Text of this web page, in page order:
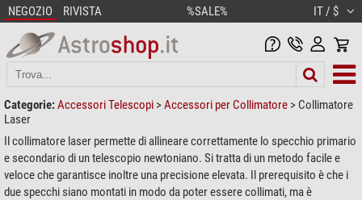
NEGOZIO RIVISTA %SALE% IT / $
Categorie:Accessori Telescopi >Accessori per Collimatore > Collimatore
Laser
Il collimatore laser permette di allineare correttamente lo specchio primario
e secondario di un telescopio newtoniano. Si tratta di un metodo facile e
veloce che garantisce inoltre una precisione elevata. Il prerequisito è che i
due specchi siano montati in modo da poter essere collimati, ma è